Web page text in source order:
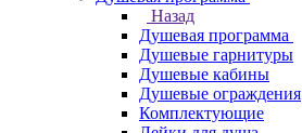
Назад
Душевая программа
Душевые гарнитуры
Душевые кабины
Душевые ограждения
Комплектующие